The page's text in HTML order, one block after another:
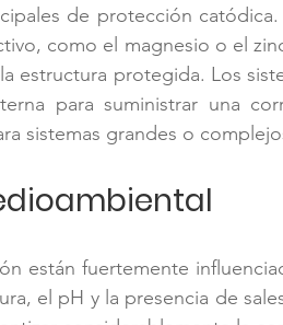
de protección
como el magnesio o el
estructura protegida. Los
para suministrar una
sistemas grandes o
están fuertemente
el pH y la presencia de